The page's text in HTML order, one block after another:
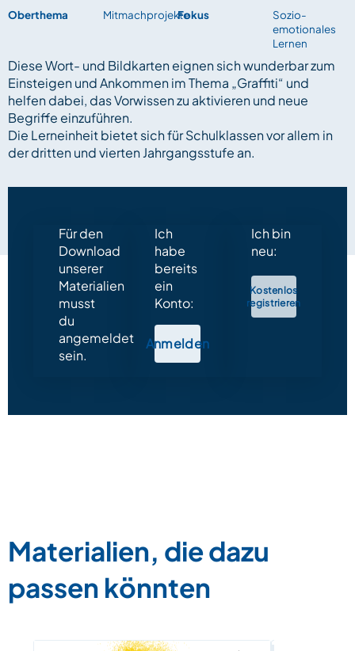
Oberthema MitmachprojekteFokus
Sozio-
emotionales
Lernen
Diese Wort- und Bildkarten eignen sich wunderbar zum
Einsteigen und Ankommen im Thema „Graffiti“ und
helfen dabei, das Vorwissen zu aktivieren und neue
Begriffe einzuführen.
Die Lerneinheit bietet sich für Schulklassen vor allem in
der dritten und vierten Jahrgangsstufe an.
Für den
Download
unserer
Materialien
musst
du
angemeldet
sein.
Ich
habe
bereits
ein
Konto:
Anmelden
Ich bin
neu:
Kostenlos
registrieren
Materialien, die dazu
passen könnten